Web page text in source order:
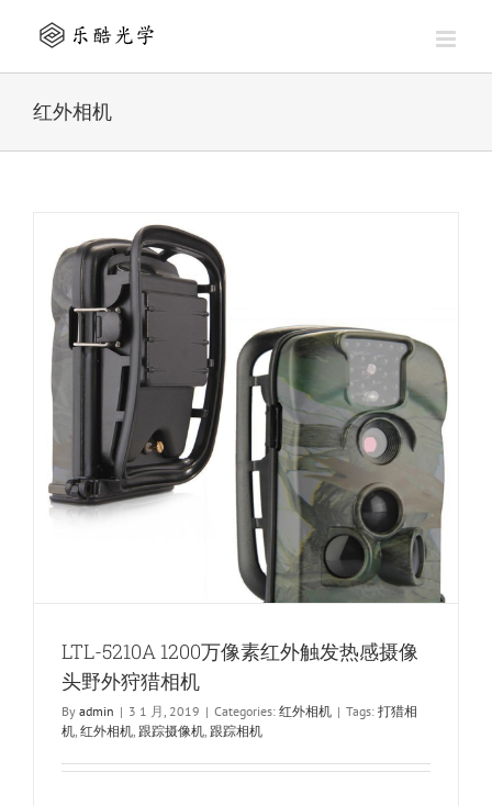
红外相机
LTL-5210A 1200万像素红外触发热感摄像
头野外狩猎相机
By admin | 3 1 月, 2019 | Categories: 红外相机 | Tags: 打猎相
机, 红外相机, 跟踪摄像机, 跟踪相机